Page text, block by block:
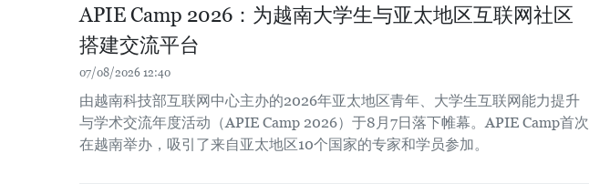
APIE Camp 2026：为越南大学生与亚太地区互联网社区
搭建交流平台
07/08/2026 12:40
由越南科技部互联网中心主办的2026年亚太地区青年、大学生互联网能力提升
与学术交流年度活动（APIE Camp 2026）于8月7日落下帷幕。APIE Camp首次
在越南举办，吸引了来自亚太地区10个国家的专家和学员参加。